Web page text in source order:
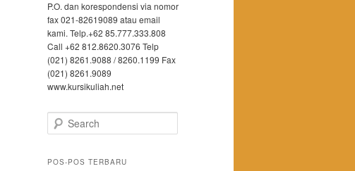
P.O. dan korespondensi via nomor
fax 021-82619089 atau email
kami. Telp.+62 85.777.333.808
Call +62 812.8620.3076 Telp
(021) 8261.9088 / 8260.1199 Fax
(021) 8261.9089
www.kursikuliah.net
Search
POS-POS TERBARU